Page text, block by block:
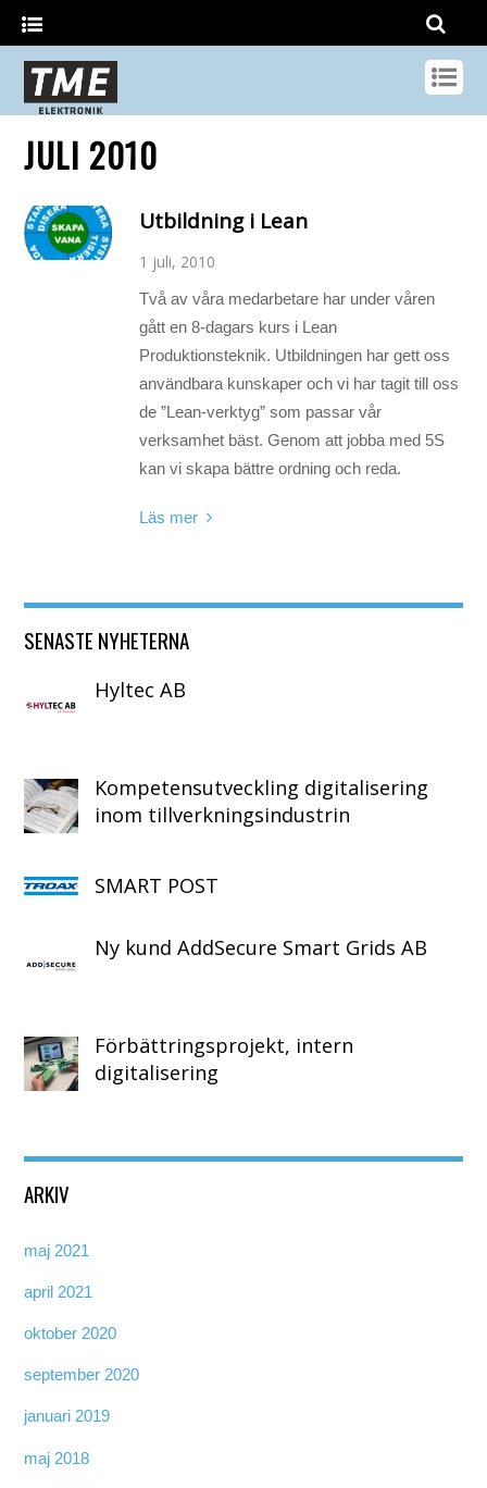
JULI 2010
Utbildning i Lean
1 juli, 2010
Två av våra medarbetare har under våren
gått en 8-dagars kurs i Lean
Produktionsteknik. Utbildningen har gett oss
användbara kunskaper och vi har tagit till oss
de ”Lean-verktyg” som passar vår
verksamhet bäst. Genom att jobba med 5S
kan vi skapa bättre ordning och reda.
Läs mer
SENASTE NYHETERNA
Hyltec AB
Kompetensutveckling digitalisering
inom tillverkningsindustrin
SMART POST
Ny kund AddSecure Smart Grids AB
Förbättringsprojekt, intern
digitalisering
ARKIV
maj 2021
april 2021
oktober 2020
september 2020
januari 2019
maj 2018